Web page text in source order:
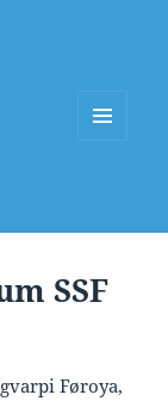
SSF
Føroya,